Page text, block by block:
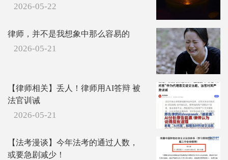
2026-05-22
律师，并不是我想象中那么容易的
2026-05-21
【律师相关】丢人！律师用AI答辩 被
法官训诫
2026-05-21
【法考漫谈】今年法考的通过人数，
或要急剧减少！